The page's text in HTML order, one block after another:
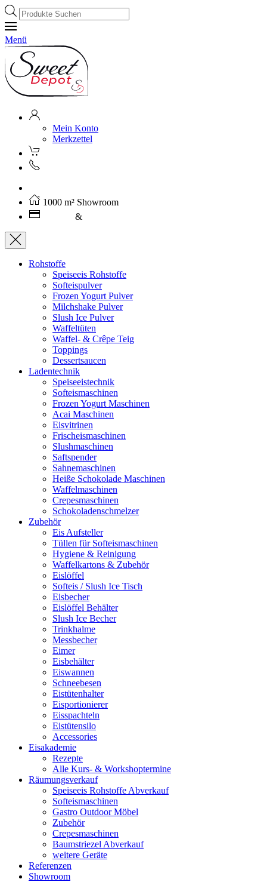
Products
search
Menü
Mein Konto
Merkzettel
1000 m² Showroom
&
Rohstoffe
Speiseeis Rohstoffe
Softeispulver
Frozen Yogurt Pulver
Milchshake Pulver
Slush Ice Pulver
Waffeltüten
Waffel- & Crêpe Teig
Toppings
Dessertsaucen
Ladentechnik
Speiseeistechnik
Softeismaschinen
Frozen Yogurt Maschinen
Acai Maschinen
Eisvitrinen
Frischeismaschinen
Slushmaschinen
Saftspender
Sahnemaschinen
Heiße Schokolade Maschinen
Waffelmaschinen
Crepesmaschinen
Schokoladenschmelzer
Zubehör
Eis Aufsteller
Tüllen für Softeismaschinen
Hygiene & Reinigung
Waffelkartons & Zubehör
Eislöffel
Softeis / Slush Ice Tisch
Eisbecher
Eislöffel Behälter
Slush Ice Becher
Trinkhalme
Messbecher
Eimer
Eisbehälter
Eiswannen
Schneebesen
Eistütenhalter
Eisportionierer
Eisspachteln
Eistütensilo
Accessories
Eisakademie
Rezepte
Alle Kurs- & Workshoptermine
Räumungsverkauf
Speiseeis Rohstoffe Abverkauf
Softeismaschinen
Gastro Outdoor Möbel
Zubehör
Crepesmaschinen
Baumstriezel Abverkauf
weitere Geräte
Referenzen
Showroom